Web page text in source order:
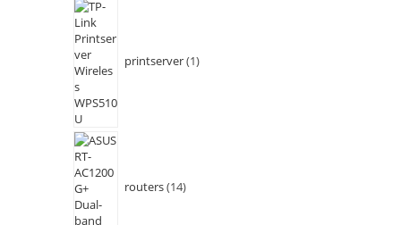
printserver 1
routers 14